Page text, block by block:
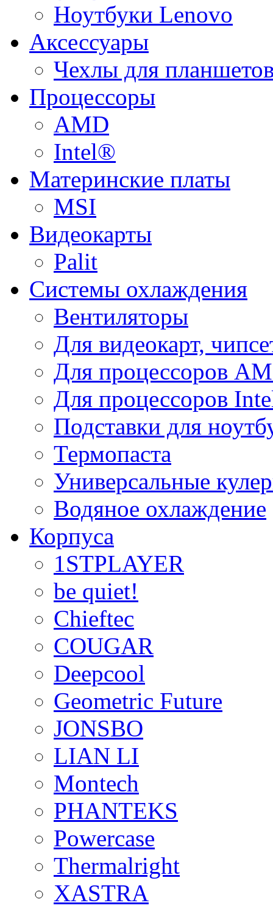
Ноутбуки Lenovo
Аксессуары
Чехлы для
Процессоры
AMD
Intel®
Материнские платы
MSI
Видеокарты
Palit
Системы охлаждения
Вентиляторы
Для видеокарт,
Для процессоров
Для процессоров
Подставки для
Термопаста
Универсальные
Водяное охлаждение
Корпуса
1STPLAYER
be quiet!
Chieftec
COUGAR
Deepcool
Geometric Future
JONSBO
LIAN LI
Montech
PHANTEKS
Powercase
Thermalright
XASTRA